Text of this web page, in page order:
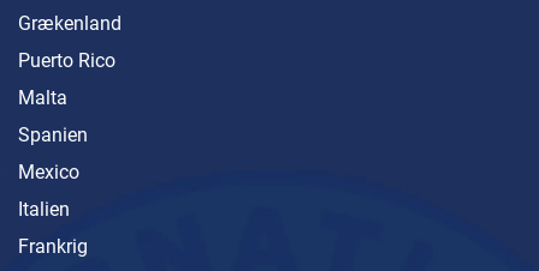
Grækenland
Puerto Rico
Malta
Spanien
Mexico
Italien
Frankrig